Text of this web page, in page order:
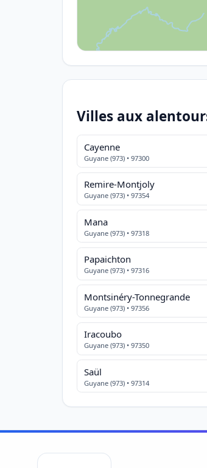
Villes aux
Cayenne
Guyane (973) • 97300
Remire-Montjoly
Guyane (973) • 97354
Mana
Guyane (973) • 97318
Papaichton
Guyane (973) • 97316
Montsinéry-Tonnegrande
Guyane (973) • 97356
Iracoubo
Guyane (973) • 97350
Saül
Guyane (973) • 97314